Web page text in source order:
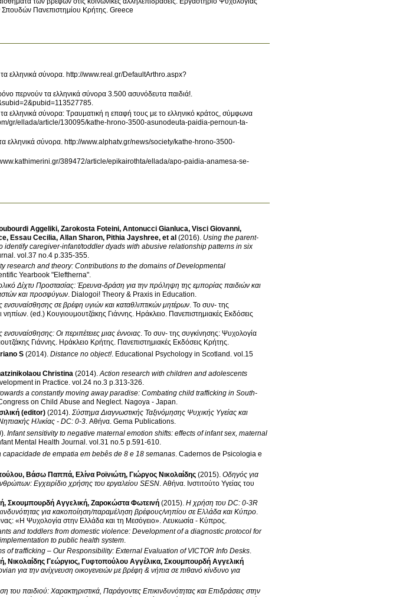
του Τμήματος Φιλοσοφικών και Κοινωνικών Σπουδών Πανεπιστημίου Κρήτης. Greece
ελληνικά σύνορα http://www.real.gr/DefaultArthro.aspx?
περνούν τα ελληνικά σύνορα 3.500 ασυνόδευτα παιδιά!
ελληνικά σύνορα: Τραυματική η επαφή τους με το ελληνικό κράτος, σύμφωνα
gr/ellada/article/130095/kathe-hrono-3500-asunodeuta-paidia-pernoun-ta-
ελληνικά σύνορα http://www.alphatv.gr/news/society/kathe-hrono-3500-
389472/article/epikairothta/ellada/apo-paidia-anamesa-se-
Aggeliki, Zarokosta Foteini, Antonucci Gianluca, Visci Giovanni,
, Essau Cecilia, Allan Sharon, Pithia Jayshree, et al (2016). Using the parent-
identify caregiver-infant/toddler dyads with abusive relationship patterns in six
. vol.37 no.4 p.335-355.
research and theory: Contributions to the domains of Developmental
Yearbook "Eleftherna".
Δίχτυ Προστασίας: Έρευνα-δράση για την πρόληψη της εμπορίας παιδιών και
και προσφύγων. Dialogoi! Theory & Praxis in Education.
ενσυναίσθησης σε βρέφη υγιών και καταθλιπτικών μητέρων. Το συν- της
νηπίων. (ed.) Κουγιουμουτζάκης Γιάννης. Ηράκλειο. Πανεπιστημιακές Εκδόσεις
Οι περιπέτειες μιας έννοιας. Το συν- της συγκίνησης: Ψυχολογία
Γιάννης. Ηράκλειο Κρήτης. Πανεπιστημιακές Εκδόσεις Κρήτης.
S (2014). Distance no object!. Educational Psychology in Scotland . vol.15
Christina (2014).Action research with children and adolescents
in Practice. vol.24 no.3 p.313-326.
a constantly moving away paradise: Combating child trafficking in South-
on Child Abuse and Neglect. Nagoya - Japan.
(editor) (2014). Σύστημα Διαγνωστικής Ταξινόμησης Ψυχικής Υγείας και
Ηλικίας - DC: 0-3. Αθήνα. Gema Publications.
. Infant sensitivity to negative maternal emotion shifts: effects of infant sex, maternal
Mental Health Journal . vol.31 no.5 p.591-610.
capacidade de empatia em bebês de 8 e 18 semanas. Cadernos de Psicologia e
, Βάσω Παππά, Ελίνα Ροϊνιώτη, Γιώργος Νικολαίδης (2015). Οδηγός για
Εγχειρίδιο χρήσης του εργαλείου SESN. Αθήνα. Ινστιτούτο Υγείας του
, Σκουμπουρδή Αγγελική, Ζαροκώστα Φωτεινή (2015). Η χρήση του DC: 0-3R
για κακοποίηση/παραμέληση βρέφους/νηπίου σε Ελλάδα και Κύπρο.
«Η Ψυχολογία στην Ελλάδα και τη Μεσόγειο». Λευκωσία - Κύπρος.
and toddlers from domestic violence: Development of a diagnostic protocol for
to public health system.
of trafficking – Our Responsibility: External Evaluation of VICTOR Info Desks.
, Νικολαίδης Γεώργιος, Γυφτοπούλου Αγγέλικα, Σκουμπουρδή Αγγελική
για την ανίχνευση οικογενειών με βρέφη & νήπια σε πιθανό κίνδυνο για
του παιδιού: Χαρακτηριστικά, Παράγοντες Επικινδυνότητας και Επιδράσεις στην